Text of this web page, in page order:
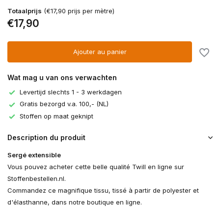
Totaalprijs (€17,90 prijs per mètre)
€17,90
Ajouter au panier
Wat mag u van ons verwachten
Levertijd slechts 1 - 3 werkdagen
Gratis bezorgd v.a. 100,- (NL)
Stoffen op maat geknipt
Description du produit
Sergé extensible
Vous pouvez acheter cette belle qualité Twill en ligne sur
Stoffenbestellen.nl.
Commandez ce magnifique tissu, tissé à partir de polyester et
d'élasthanne, dans notre boutique en ligne.